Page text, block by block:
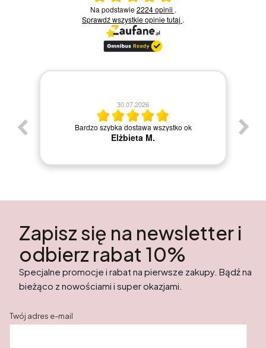
Na podstawie2224 opinii .
Sprawdź wszystkie opinietutaj .
30.07.2026
Bardzo szybka dostawa wszystko ok
Elżbieta M.
Zapisz się na newsletter i
odbierz rabat 10%
Specjalne promocje i rabat na pierwsze zakupy. Bądź na
bieżąco z nowościami i super okazjami.
Twój adres e-mail